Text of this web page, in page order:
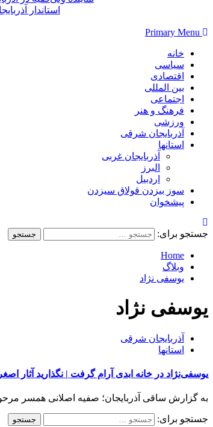
Primary Menu
خانه
سیاسی
اقتصادی
بین المللی
اجتماعی
فرهنگ و هنر
ورزشی
آذربایجان شرقی
استانها
آذربایجان غربی
البرز
اردبیل
سوز بیزدن قولاق سیزدن
پیشخوان
جستجو برای:
Home
وبلاگ
یوسفی نژاد
یوسفی نژاد
آذربایجان شرقی
استانها
یوسفی‌نژاد در خانه ابدی آرام گرفت | نگذارید آثار
به گزارش ساقی آذربایجان؛ صفیه اصلانی همسر
جستجو برای: